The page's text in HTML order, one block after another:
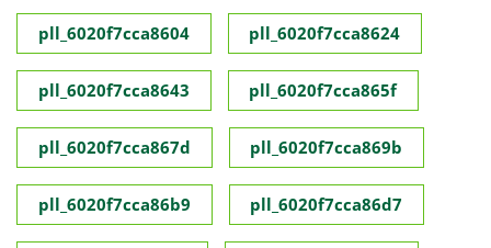
pll_6020f7cca8604 pll_6020f7cca8624
pll_6020f7cca8643 pll_6020f7cca865f
pll_6020f7cca867d pll_6020f7cca869b
pll_6020f7cca86b9 pll_6020f7cca86d7